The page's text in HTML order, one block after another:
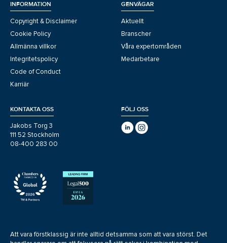
INFORMATION
Copyright & Disclaimer
Cookie Policy
Allmänna villkor
Integritetspolicy
Code of Conduct
Karriär
GENVÄGAR
Aktuellt
Branscher
Våra expertområden
Medarbetare
KONTAKTA OSS
Jakobs Torg 3
111 52 Stockholm
08-400 283 00
FÖLJ OSS
Att vara förstklassig är inte alltid detsamma som att vara störst. Det